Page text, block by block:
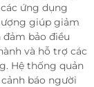
ứng dụng
giúp giảm
bảo điều
và hỗ trợ các
Hệ thống quản
báo người